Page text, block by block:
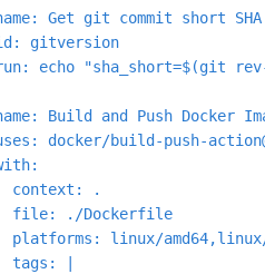
Get git commit short SHA
gitversion
echo "sha_short=$(git
Build and Push Docker
docker/build-push-
context: .
file: ./Dockerfile
platforms: linux/
tags: |